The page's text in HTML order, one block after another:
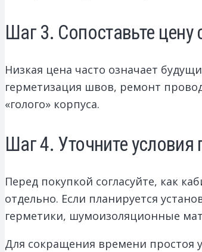
Шаг 3. Сопоставьте цену
Низкая цена часто означает
герметизация швов, ремонт
«голого» корпуса.
Шаг 4. Уточните
Перед покупкой согласуйте, как
отдельно. Если планируется
герметики, шумоизоляционные
Для сокращения времени простоя